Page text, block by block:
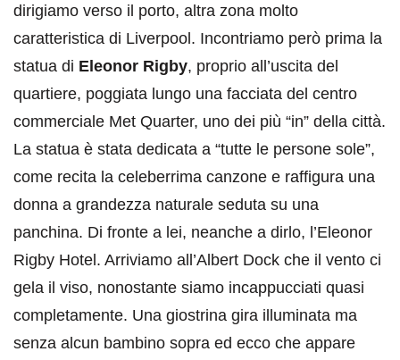
dirigiamo verso il porto, altra zona molto
caratteristica di Liverpool. Incontriamo però prima la
statua di Eleonor Rigby, proprio all’uscita del
quartiere, poggiata lungo una facciata del centro
commerciale Met Quarter, uno dei più “in” della città.
La statua è stata dedicata a “tutte le persone sole”,
come recita la celeberrima canzone e raffigura una
donna a grandezza naturale seduta su una
panchina. Di fronte a lei, neanche a dirlo, l’Eleonor
Rigby Hotel. Arriviamo all’Albert Dock che il vento ci
gela il viso, nonostante siamo incappucciati quasi
completamente. Una giostrina gira illuminata ma
senza alcun bambino sopra ed ecco che appare